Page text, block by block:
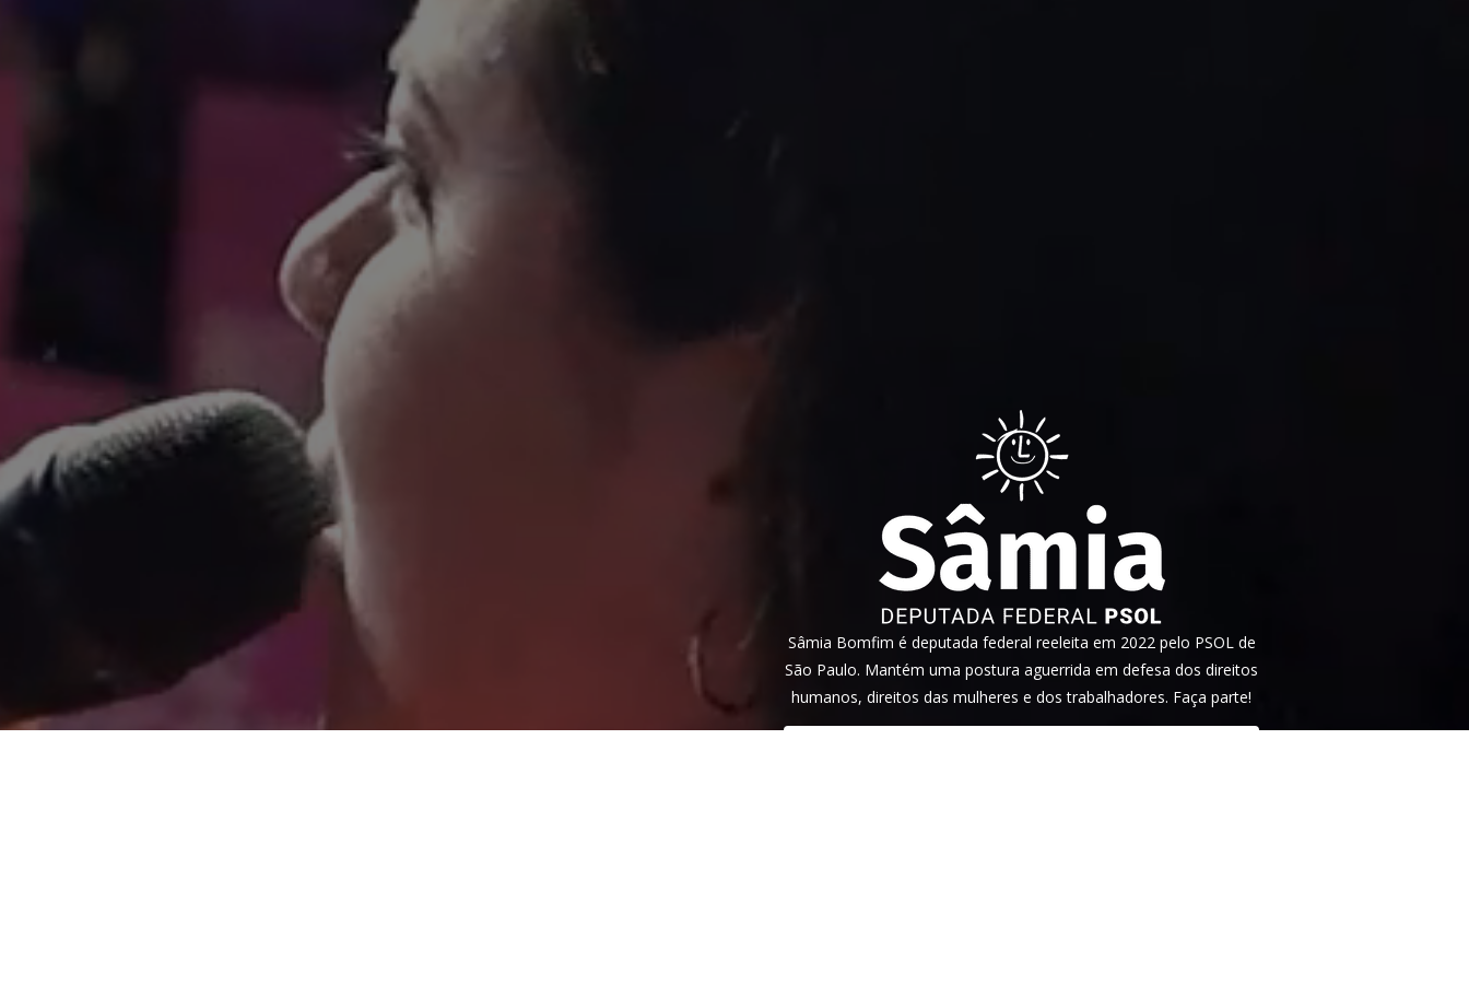
Sâmia Bomfim é deputada federal reeleita em 2022 pelo PSOL de
São Paulo. Mantém uma postura aguerrida em defesa dos direitos
humanos, direitos das mulheres e dos trabalhadores. Faça parte!